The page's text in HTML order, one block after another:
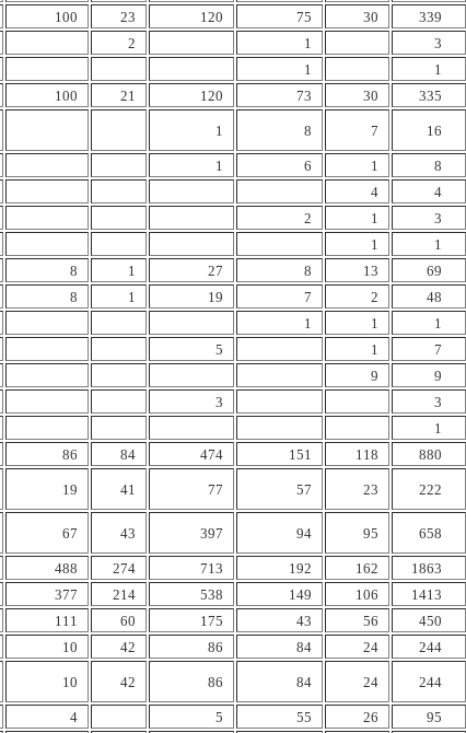
100 23 120 75 30
339
2 1
3
1
1
100 21 120 73 30
335
1 8 7 16
1 6 1
8
4
4
2 1
3
1
1
8 1 27 8 13
69
8 1 19 7 2
48
1 1
1
5 1
7
9
9
3
3
1
86 84 474 151 118
880
19 41 77 57 23
222
67 43 397 94 95 658
488 274 713 192 162
1863
377 214 538 149 106
1413
111 60 175 43 56
450
10 42 86 84 24
244
10 42 86 84 24 244
4 5 55 26 95